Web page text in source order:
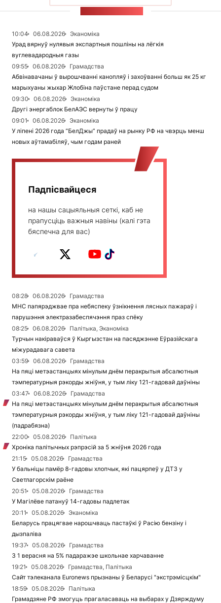
10:04 06.08.2026
Эканоміка
Урад вярнуў нулявыя экспартныя пошліны на лёгкія
вуглевадародныя газы
09:55
06.08.2026
Грамадства
Абвінавачаны ў вырошчванні канопляў і захоўванні больш як 25 кг
марыхуаны жыхар Жлобіна паўстане перад судом
09:30
06.08.2026
Эканоміка
Другі энергаблок БелАЭС вернуты ў працу
09:01
06.08.2026
Эканоміка
У ліпені 2026 года “БелДжы” прадаў на рынку РФ на чвэрць менш
новых аўтамабіляў, чым годам раней
Падпісвайцеся
на нашы сацыяльныя сеткі, каб не
прапусціць важныя навіны (калі гэта
бяспечна для вас)
08:28 06.08.2026
Грамадства
МНС папярэджвае пра небяспеку ўзнікнення лясных пажараў і
парушэння электразабеспячэння праз спёку
08:25
06.08.2026
Палітыка, Эканоміка
Турчын накіраваўся ў Кыргызстан на пасяджэнне Еўразійскага
міжурадавага савета
03:59
06.08.2026
Грамадства
На пяці метэастанцыях мінулым днём перакрытыя абсалютныя
тэмпературныя рэкорды жніўня, у тым ліку 121-гадовай даўніны
03:47
06.08.2026
Грамадства
На пяці метэастанцыях мінулым днём перакрытыя абсалютныя
тэмпературныя рэкорды жніўня, у тым ліку 121-гадовай даўніны
(падрабязна)
22:00
05.08.2026
Палітыка
Хроніка палітычных рэпрэсій за 5 жніўня 2026 года
21:15
05.08.2026
Грамадства
У бальніцы памёр 8-гадовы хлопчык, які пацярпеў у ДТЗ у
Светлагорскім раёне
20:51
05.08.2026
Грамадства
У Магілёве патануў 14-гадовы падлетак
20:11
05.08.2026
Эканоміка
Беларусь працягвае нарошчваць пастаўкі ў Расію бензіну і
дызпаліва
19:37
05.08.2026
Грамадства
З 1 верасня на 5% падаражэе школьнае харчаванне
19:21
05.08.2026
Грамадства, Палітыка
Сайт тэлеканала Euronews прызнаны ў Беларусі "экстрэмісцкім"
18:59
05.08.2026
Палітыка
Грамадзяне РФ змогуць прагаласаваць на выбарах у Дзярждуму